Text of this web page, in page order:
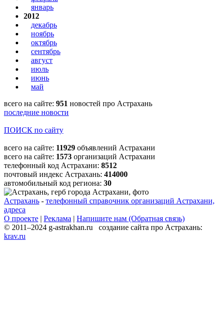
январь
2012
декабрь
ноябрь
октябрь
сентябрь
август
июль
июнь
май
всего на сайте: 951 новостей про Астрахань
последние новости
ПОИСК по сайту
всего на сайте: 11929 объявлений Астрахани
всего на сайте: 1573 организаций Астрахани
телефонный код Астрахани: 8512
почтовый индекс Астрахань: 414000
автомобильный код региона: 30
Астрахань - телефонный справочник организаций Астрахани,
адреса
О проекте | Реклама | Напишите нам (Обратная связь)
© 2011–2024 g-astrakhan.ru создание сайта про Астрахань:
krav.ru